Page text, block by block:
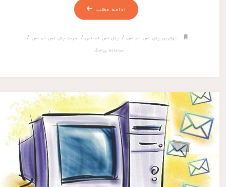
ادامه مطلب
بهترین پنل اس ام اس/ پنل اس ام اس / خرید پنل اس ام اس/
سامانه پیامک